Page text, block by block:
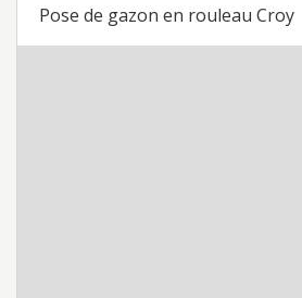
Pose de gazon en rouleau Croy